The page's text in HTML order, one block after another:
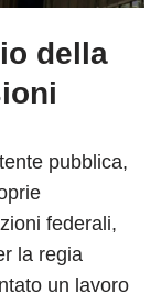
della
pubblica,
federali,
la regia
un lavoro